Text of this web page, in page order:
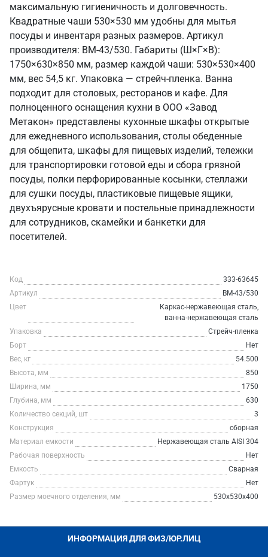
максимальную гигиеничность и долговечность.
Квадратные чаши 530×530 мм удобны для мытья
посуды и инвентаря разных размеров. Артикул
производителя: ВМ-43/530. Габариты (Ш×Г×В):
1750×630×850 мм, размер каждой чаши: 530×530×400
мм, вес 54,5 кг. Упаковка — стрейч-пленка. Ванна
подходит для столовых, ресторанов и кафе. Для
полноценного оснащения кухни в ООО «Завод
Метакон» представлены кухонные шкафы открытые
для ежедневного использования, столы обеденные
для общепита, шкафы для пищевых изделий, тележки
для транспортировки готовой еды и сбора грязной
посуды, полки перфорированные косынки, стеллажи
для сушки посуды, пластиковые пищевые ящики,
двухъярусные кровати и постельные принадлежности
для сотрудников, скамейки и банкетки для
посетителей.
Код
333-63645
Артикул
ВМ-43/530
Цвет
Каркас-нержавеющая сталь,
ванна-нержавеющая сталь
Упаковка
Стрейч-пленка
Борт
Нет
Вес, кг
54.500
Высота, мм
850
Ширина, мм
1750
Глубина, мм
630
Количество секций, шт
3
Конструкция
сборная
Материал емкости
Нержавеющая сталь AISI 304
Рабочая поверхность
Нет
Емкость
Сварная
Фартук
Нет
Размер моечного отделения, мм
530х530х400
ИНФОРМАЦИЯ ДЛЯ ФИЗ/ЮР.ЛИЦ